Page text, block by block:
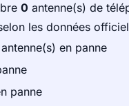
0 antenne(s) de
les données
en panne
panne